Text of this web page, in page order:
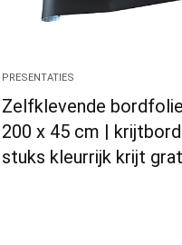
PRESENTATIES
Zelfklevende bordfolie
200 x 45 cm |
stuks kleurrijk krijt